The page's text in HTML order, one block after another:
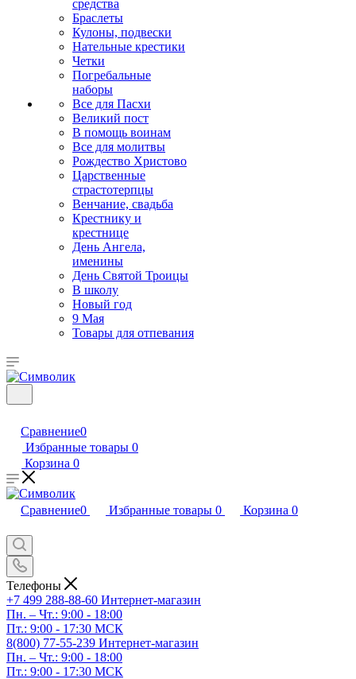
средства
Браслеты
Кулоны, подвески
Нательные крестики
Четки
Погребальные
наборы
Все для Пасхи
Великий пост
В помощь воинам
Все для молитвы
Рождество Христово
Царственные
страстотерпцы
Венчание, свадьба
Крестнику и
крестнице
День Ангела,
именины
День Святой Троицы
В школу
Новый год
9 Мая
Товары для отпевания
Сравнение0
Избранные товары 0
Корзина 0
Сравнение0 Избранные товары 0 Корзина 0
Телефоны
+7 499 288-88-60 Интернет-магазин
Пн. – Чт.: 9:00 - 18:00
Пт.: 9:00 - 17:30 МСК
8(800) 77-55-239 Интернет-магазин
Пн. – Чт.: 9:00 - 18:00
Пт.: 9:00 - 17:30 МСК